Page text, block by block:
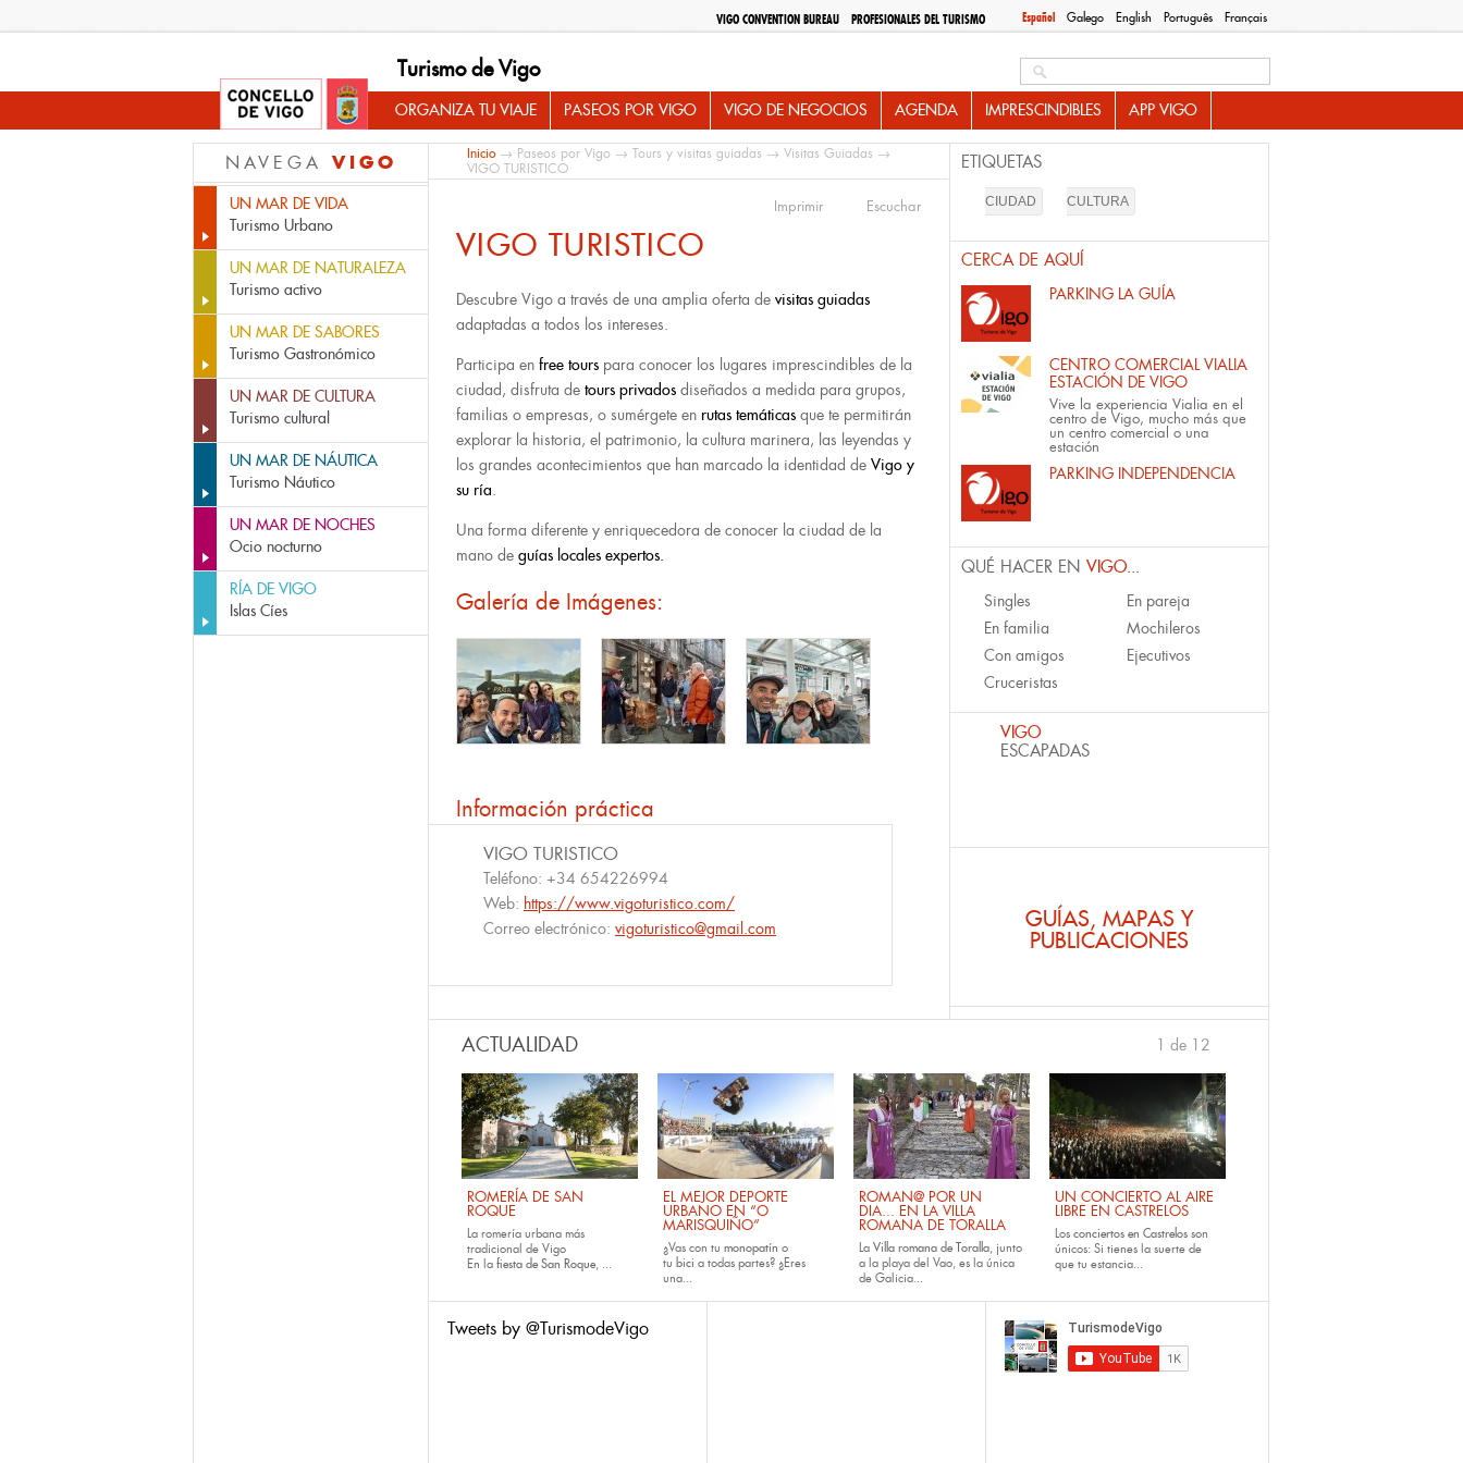
Español Galego English Português Français
VIGO CONVENTION BUREAU PROFESIONALES DEL TURISMO
Turismo de Vigo
ORGANIZA TU VIAJE PASEOS POR VIGO VIGO DE NEGOCIOS AGENDA IMPRESCINDIBLES APP VIGO
NAVEGA VIGO
UN MAR DE VIDA
Turismo Urbano
UN MAR DE NATURALEZA
Turismo activo
UN MAR DE SABORES
Turismo Gastronómico
UN MAR DE CULTURA
Turismo cultural
UN MAR DE NÁUTICA
Turismo Náutico
UN MAR DE NOCHES
Ocio nocturno
RÍA DE VIGO
Islas Cíes
Inicio→ Paseos por Vigo → Tours y visitas guiadas → Visitas Guiadas →
VIGO TURISTICO
Imprimir Escuchar
VIGO TURISTICO
Descubre Vigo a través de una amplia oferta de visitas guiadas
adaptadas a todos los intereses.
Participa en free tours para conocer los lugares imprescindibles de la
ciudad, disfruta de tours privados diseñados a medida para grupos,
familias o empresas, o sumérgete en rutas temáticas que te permitirán
explorar la historia, el patrimonio, la cultura marinera, las leyendas y
los grandes acontecimientos que han marcado la identidad de Vigo y
su ría.
Una forma diferente y enriquecedora de conocer la ciudad de la
mano de guías locales expertos.
Galería de Imágenes:
Información práctica
VIGO TURISTICO
Teléfono: +34 654226994
Web: https://www.vigoturistico.com/
Correo electrónico: vigoturistico@gmail.com
ETIQUETAS
CIUDAD CULTURA
CERCA DE AQUÍ
PARKING LA GUÍA
CENTRO COMERCIAL VIALIA
ESTACIÓN DE VIGO
Vive la experiencia Vialia en el
centro de Vigo, mucho más que
un centro comercial o una
estación
PARKING INDEPENDENCIA
QUÉ HACER EN VIGO...
Singles
En pareja
En familia
Mochileros
Con amigos
Ejecutivos
Cruceristas
VIGO
ESCAPADAS
GUÍAS, MAPAS Y
PUBLICACIONES
ACTUALIDAD
ROMERÍA DE SAN
ROQUE
La romería urbana más
tradicional de Vigo
En la fiesta de San Roque, ...
EL MEJOR DEPORTE
URBANO EN “O
MARISQUIÑO”
¿Vas con tu monopatín o
tu bici a todas partes? ¿Eres
una...
ROMAN@ POR UN
DIA... EN LA VILLA
ROMANA DE TORALLA
La Villa romana de Toralla, junto
a la playa del Vao, es la única
de Galicia...
UN CONCIERTO AL AIRE
LIBRE EN CASTRELOS
Los conciertos en Castrelos son
únicos: Si tienes la suerte de
que tu estancia...
1 de 12
Tweets by @TurismodeVigo